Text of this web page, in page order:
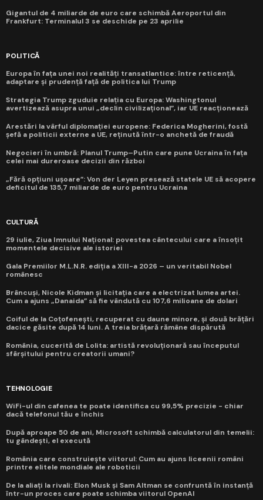
Gigantul de 4 miliarde de euro care schimbă Aeroportul din
Frankfurt: Terminalul 3 se deschide pe 23 aprilie
POLITICĂ
Europa în fața unei noi realități transatlantice: între reticență,
adaptare și prudență față de politica lui Trump
Strategia Trump zguduie relația cu Europa: Washingtonul
avertizează asupra unui „declin civilizațional”, iar UE reacționează
Arestări la vârful diplomației europene: Federica Mogherini, fostă
șefă a politicii externe a UE, reținută într-o anchetă de fraudă
Negocieri în umbră: Planul Trump–Putin care pune Ucraina în fața
celei mai dureroase decizii din război
„Fără opțiuni ușoare”: Von der Leyen presează statele UE să acopere
deficitul de 135,7 miliarde de euro pentru Ucraina
CULTURĂ
29 iulie, Ziua Imnului Național: povestea cântecului care a însoțit
momentele decisive ale istoriei
Gala Premiilor M.L.N.R. ediția a XIII-a 2026 – un veritabil Nobel
românesc
Brâncuși, Nicole Kidman și licitația care a electrizat lumea artei.
Cum a ajuns „Danaida” să fie vândută cu 107,6 milioane de dolari
Coiful de la Coțofenești, recuperat cu daune minore, și două brățări
dacice găsite după 14 luni. A treia brățară rămâne dispărută
România, cucerită de Lolita: artistă revoluționară sau începutul
sfârșitului pentru creatorii umani?
TEHNOLOGIE
WiFi-ul din cafenea te poate identifica cu 99,5% precizie - chiar
dacă telefonul tău e închis
După aproape 50 de ani, Microsoft schimbă calculatorul din temelii:
tu gândești, el execută
România care construiește viitorul: Cum au ajuns liceenii români
printre elitele mondiale ale roboticii
De la aliați la rivali: Elon Musk și Sam Altman se confruntă în instanță
într-un proces care poate schimba viitorul OpenAI